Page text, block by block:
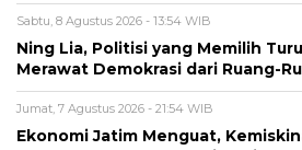
Sabtu, 8 Agustus 2026 - 13:54 WIB
Ning Lia, Politisi yang Memilih
Merawat Demokrasi dari Ruang-
Jumat, 7 Agustus 2026 - 21:54 WIB
Ekonomi Jatim Menguat,